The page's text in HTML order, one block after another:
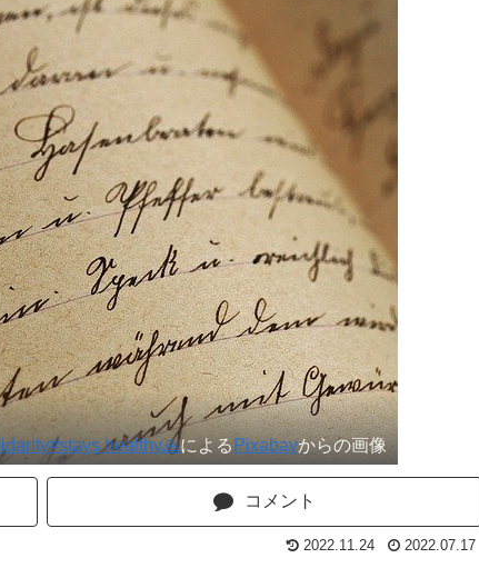
healthy🙏によるPixabayからの画像
コメント
2022.11.24 2022.07.17